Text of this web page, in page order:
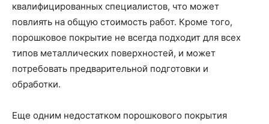
квалифицированных специалистов, что может
повлиять на общую стоимость работ. Кроме того,
порошковое покрытие не всегда подходит для всех
типов металлических поверхностей, и может
потребовать предварительной подготовки и
обработки.
Еще одним недостатком порошкового покрытия